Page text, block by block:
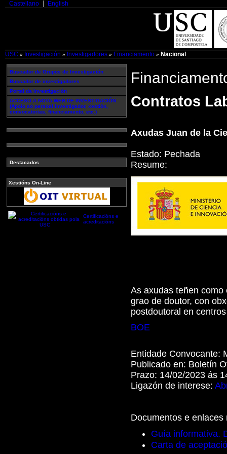
Castellano English
USC » Investigación » Investigadores » Financiamento » Nacional
Buscador de Grupos de Investigación
Buscador de investigadores
Portal da Investigación
ACCESO A NOVA WEB DE INVESTIGACIÓN
(Apoio ao persoal investigador, xestión,
convocatorias, financiamento, etc.)
Destacados
Xestións On-Line
Certificacións e
acreditacións
Contratos
Axudas Juan de la
Estado: Pechada
Resume:
As axudas teñen
grao de doutor, con
postdoutoral en
BOE
Entidade Convocante:
Publicado en: Boletín
Prazo: 14/02/2023 ás
Ligazón de interese:
Documentos e enlaces
Guía informativa.
Carta de